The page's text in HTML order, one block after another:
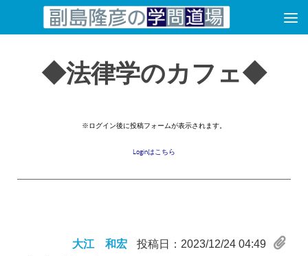
コンテンツへスキップ
◆法律学のカフェ◆
※ログイン後に投稿フォームが表示されます。
Loginはこちら
大江 和宏 投稿日：2023/12/24 04:49